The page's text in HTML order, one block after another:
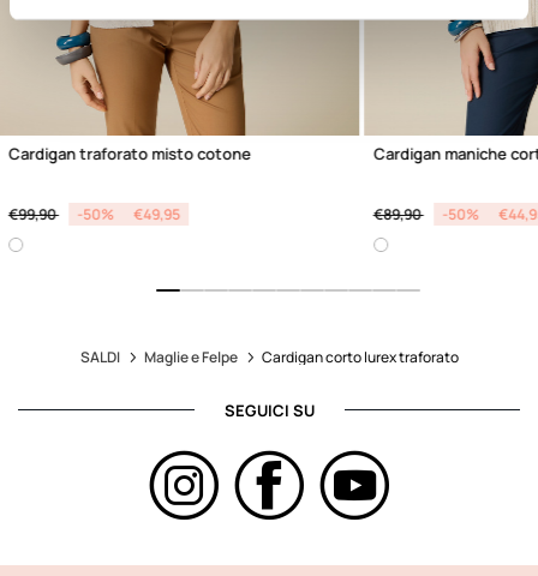
Cardigan traforato misto cotone
Price reduced from
€99,90 to -50% €49,95
Cardigan maniche
Price reduced from
€89,90 to -50%
SALDI Maglie e Felpe Cardigan corto lurex traforato
SEGUICI SU